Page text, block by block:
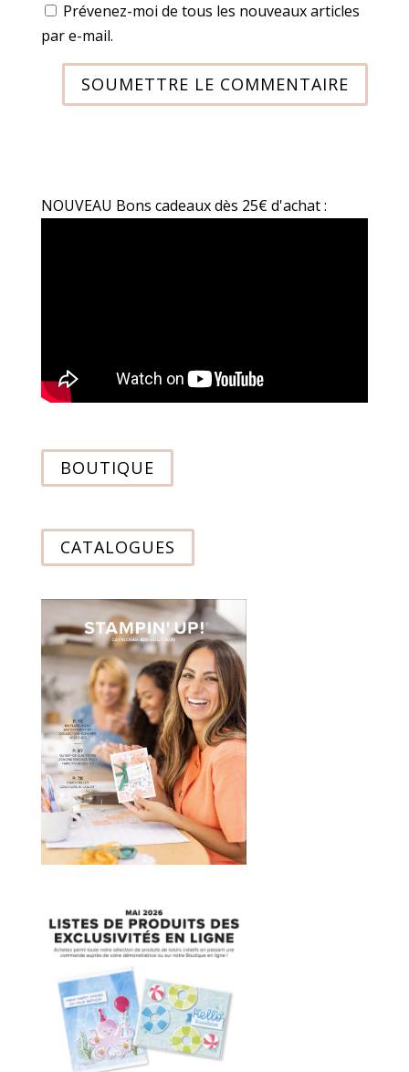
Prévenez-moi de tous les nouveaux articles
par e-mail.
SOUMETTRE LE COMMENTAIRE
NOUVEAU Bons cadeaux dès 25€ d'achat :
BOUTIQUE
CATALOGUES